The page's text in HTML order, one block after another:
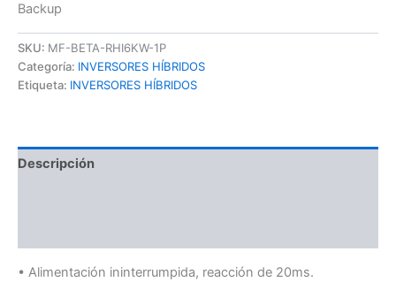
Backup
SKU: MF-BETA-RHI6KW-1P
Categoría: INVERSORES HÍBRIDOS
Etiqueta: INVERSORES HÍBRIDOS
Descripción
• Alimentación ininterrumpida, reacción de 20ms.